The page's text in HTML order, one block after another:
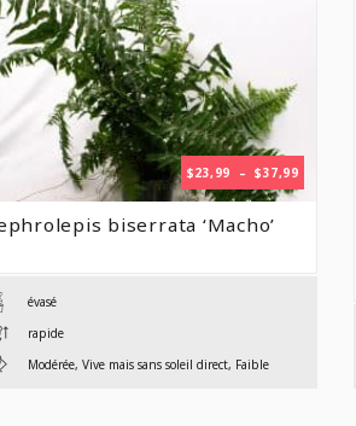
$23,99 – $37,99PLAGE
DE
biserrata ‘Macho’
évasé
rapide
Modérée, Vive mais sans soleil direct, Faible